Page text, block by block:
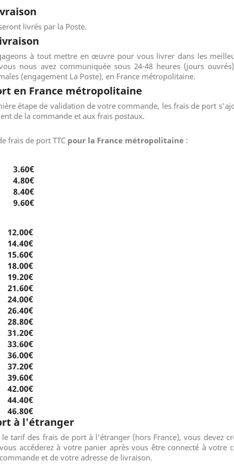
livrés par la Poste.
à tout mettre en œuvre pour vous livrer dans les
nous avez communiquée sous 24-48 heures (jours
(engagement La Poste), en France métropolitaine.
en France métropolitaine
étape de validation de votre commande, les frais de port
de la commande et aux frais postaux.
frais de port TTC pour la France métropolitaine :
3.60€
4.80€
8.40€
9.60€
12.00€
14.40€
15.60€
18.00€
19.20€
21.60€
24.00€
26.40€
28.80€
31.20€
33.60€
36.00€
37.20€
39.60€
42.00€
44.40€
46.80€
à l'étranger
tarif des frais de port à l'étranger (hors France), vous devez
accéderez à votre panier après vous être connecté à
et de votre adresse de livraison.